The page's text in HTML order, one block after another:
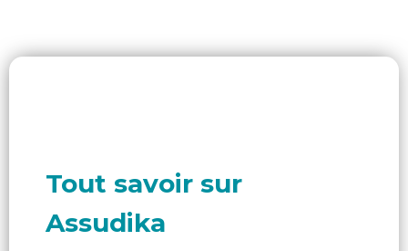
Tout savoir sur
Assudika